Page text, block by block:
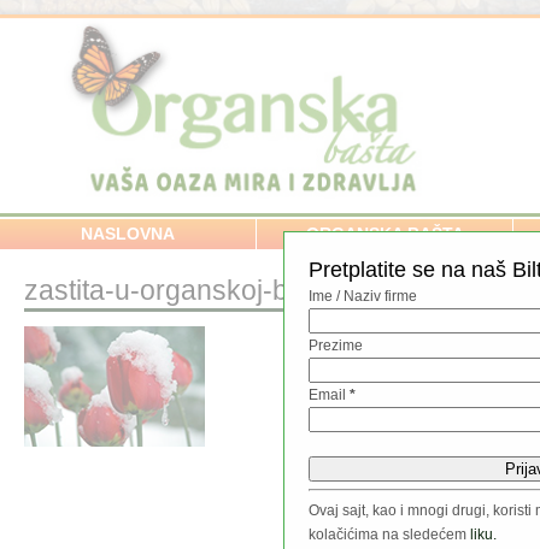
NASLOVNA ORGANSKA BAŠTA
zastita-u-organskoj-basti
Pretplatite se na naš
Ime / Naziv firme
Prezime
Email *
Ovaj sajt, kao i mnogi drugi,
kolačićima na sledećem liku.